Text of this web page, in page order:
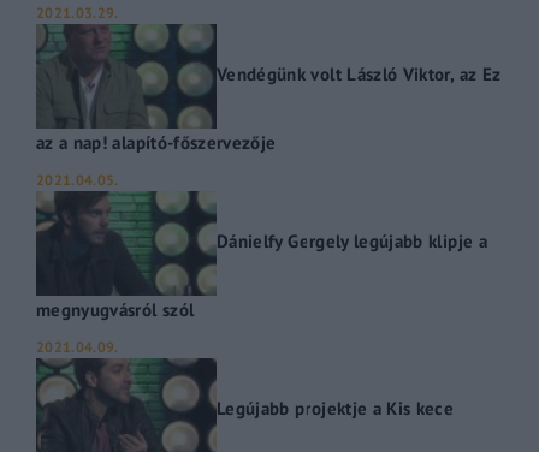
2021.03.29.
Vendégünk volt László Viktor, az Ez
az a nap! alapító-főszervezője
2021.04.05.
Dánielfy Gergely legújabb klipje a
megnyugvásról szól
2021.04.09.
Legújabb projektje a Kis kece